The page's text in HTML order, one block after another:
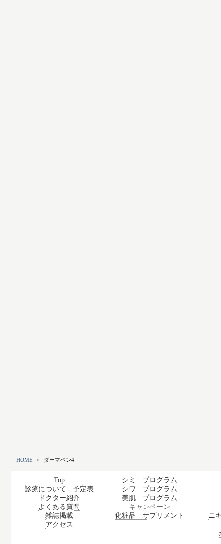
HOME > ダーマペン4
Top
診療について 予定表
ドクター紹介
よくある質問
雑誌掲載
アクセス
シミ プログラム
シワ プログラム
美肌 プログラム
キャンペーン
化粧品 サプリメント
ニ